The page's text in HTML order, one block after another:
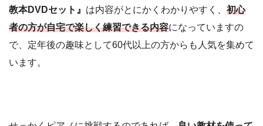
教本DVDセット』 は内容がとにかくわかりやすく、 初心
者の方が自宅で楽しく練習できる内容になっていますの
で、定年後の趣味として60代以上の方からも人気を集めて
います。